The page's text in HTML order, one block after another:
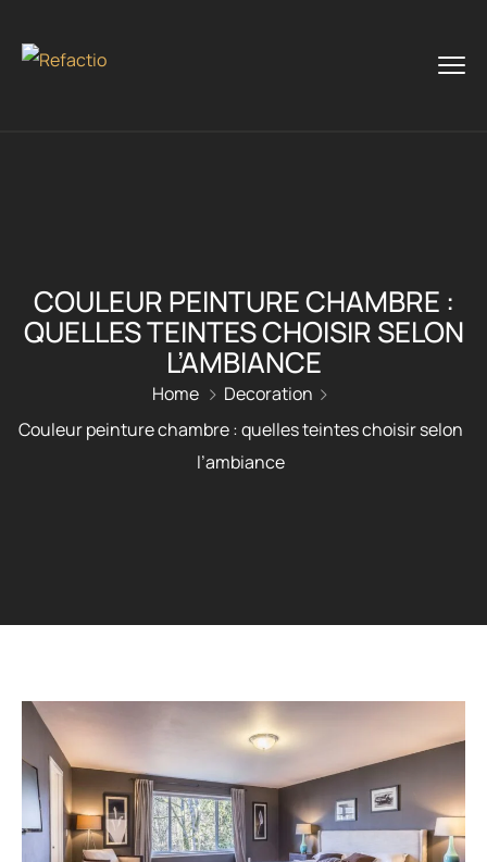
COULEUR PEINTURE CHAMBRE :
QUELLES TEINTES CHOISIR SELON
L’AMBIANCE
Home
Decoration
Couleur peinture chambre : quelles teintes choisir selon
l’ambiance